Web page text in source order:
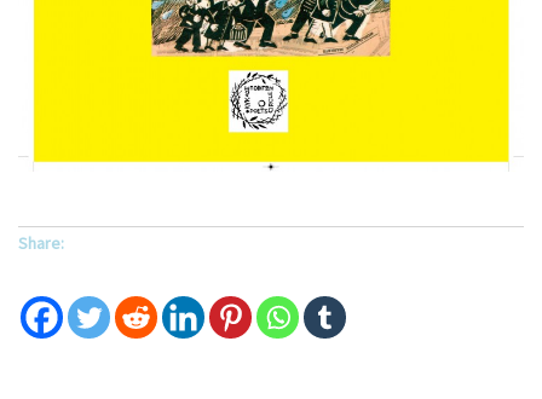
Share: